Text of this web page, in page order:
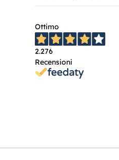
Ottimo
2.276
Recensioni